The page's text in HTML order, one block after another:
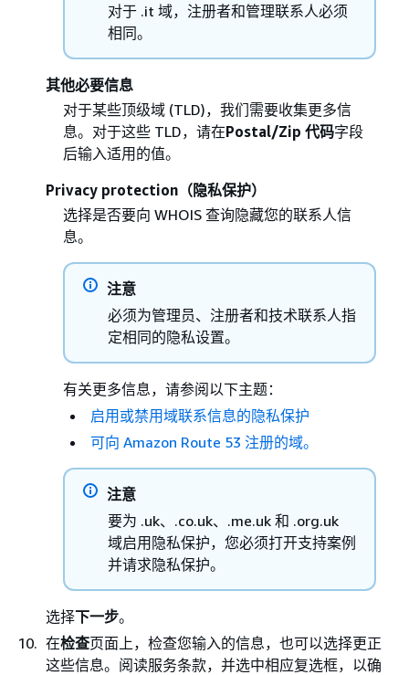
对于 .it 域，注册者和管理联系人必须
相同。
其他必要信息
对于某些顶级域 (TLD)，我们需要收集更多信
息。对于这些 TLD，请在Postal/Zip 代码字段
后输入适用的值。
Privacy protection（隐私保护）
选择是否要向 WHOIS 查询隐藏您的联系人信
息。
注意
必须为管理员、注册者和技术联系人指
定相同的隐私设置。
有关更多信息，请参阅以下主题：
启用或禁用域联系信息的隐私保护
可向 Amazon Route 53 注册的域。
注意
要为 .uk、.co.uk、.me.uk 和 .org.uk
域启用隐私保护，您必须打开支持案例
并请求隐私保护。
选择下一步。
在检查页面上，检查您输入的信息，也可以选择更正
这些信息。阅读服务条款，并选中相应复选框，以确